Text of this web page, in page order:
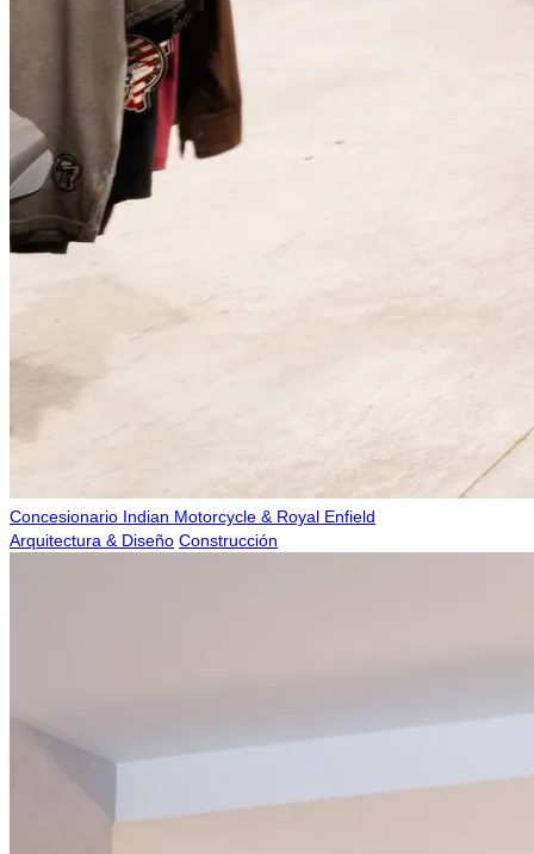
Concesionario Indian Motorcycle & Royal Enfield
Arquitectura & Diseño Construcción